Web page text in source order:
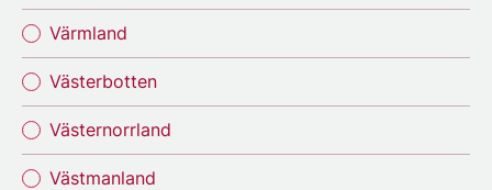
Värmland
Västerbotten
Västernorrland
Västmanland